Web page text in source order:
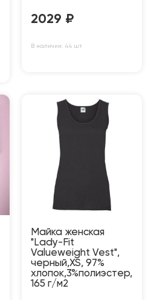
2029 ₽
В наличии: 44 шт
Майка женская
"Lady-Fit
Valueweight Vest",
черный,XS, 97%
хлопок,3%полиэстер,
165 г/м2